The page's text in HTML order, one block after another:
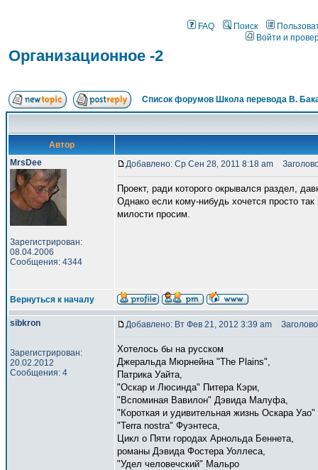
FAQ Поиск
Войти и
Организационное -2
Список форумов Школа перевода В.
Автор
MrsDee
Зарегистрирован:
08.04.2006
Сообщения: 4344
Добавлено: Ср Сен 28, 2011 8:18 am
Проект, ради которого окрывался раздел,
Однако если кому-нибудь хочется просто
милости просим.
Вернуться к началу
sibkron
Зарегистрирован:
20.02.2012
Сообщения: 4
Добавлено: Вт Фев 21, 2012 3:39 am
Хотелось бы на русском
Джеральда Мюрнейна "The Plains",
Патрика Уайта,
"Оскар и Люсинда" Питера Кэри,
"Вспоминая Вавилон" Дэвида Малуфа,
"Короткая и удивительная жизнь Оскара
"Terra nostra" Фуэнтеса,
Цикл о Пяти городах Арнольда Беннета,
романы Дэвида Фостера Уоллеса,
"Удел человечский" Мальро